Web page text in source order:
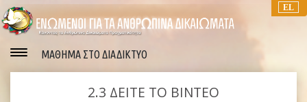
EL
ΜΑΘΗΜΑ ΣΤΟ ΔΙΑΔΙΚΤΥΟ
2.3 ΔΕΙΤΕ ΤΟ ΒΙΝΤΕΟ